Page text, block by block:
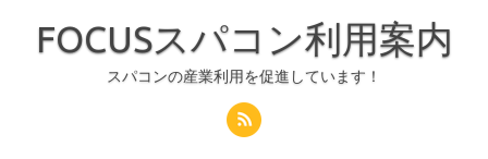
FOCUSスパコン利用案内
スパコンの産業利用を促進しています！